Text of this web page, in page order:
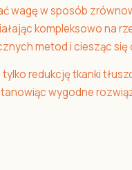
wagę w sposób
kompleksowo na
metod i ciesząc
redukcję tkanki
wygodne